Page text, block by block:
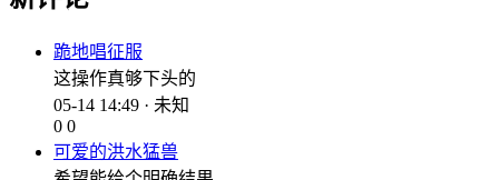
跪地唱征服
这操作真够下头的
05-14 14:49 · 未知
0 0
可爱的洪水猛兽